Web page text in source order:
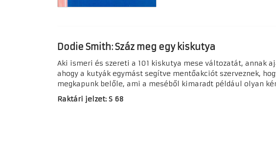
Dodie Smith: Száz meg egy kiskutya
Aki ismeri és szereti a 101 kiskutya mese változatát, annak
ahogy a kutyák egymást segítve mentőakciót szerveznek,
megkapunk belőle, ami a meséből kimaradt például olyan
Raktári jelzet: S 68